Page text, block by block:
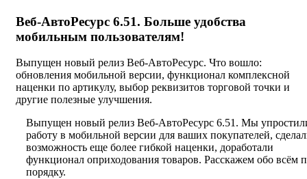
Веб-АвтоРесурс 6.51. Больше удобства
мобильным пользователям!
Выпущен новый релиз Веб-АвтоРесурс. Что вошло:
обновления мобильной версии, функционал комплексной
наценки по артикулу, выбор реквизитов торговой точки и
другие полезные улучшения.
Выпущен новый релиз Веб-АвтоРесурс 6.51. Мы
работу в мобильной версии для ваших покупателей,
возможность еще более гибкой наценки, доработали
функционал оприходования товаров. Расскажем обо всём
порядку.